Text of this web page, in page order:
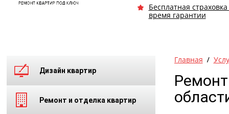
Бесплатная
время гарантии
Главная
Дизайн квартир
Ремонт и отделка квартир